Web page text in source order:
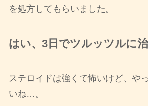
を処方してもらいました。
はい、3日でツルッツルに治
ステロイドは強くて怖いけど、や
いね…。